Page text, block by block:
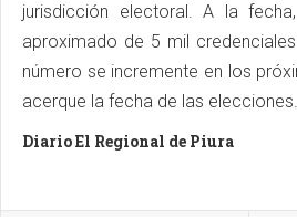
jurisdicción electoral. A la
aproximado de 5 mil
número se incremente en los
acerque la fecha de las elecciones.
Diario El Regional de Piura